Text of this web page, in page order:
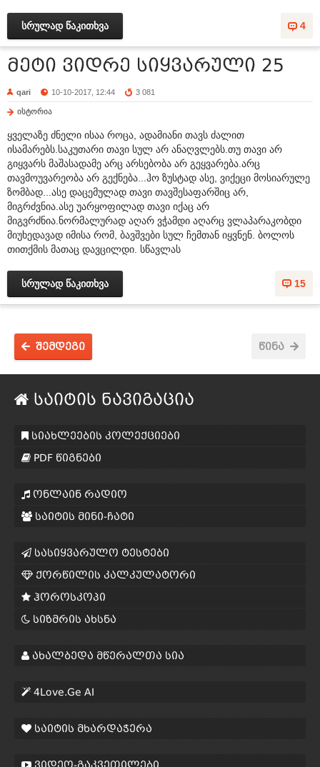
4
სრულად წაკითხვა
მეტი ვიდრე სიყვარული 25
qari 10-10-2017, 12:44 3 081
ისტორია
ყველაზე ძნელი ისაა როცა, ადამიანი თავს ძალით
ისამარებს.საკუთარი თავი სულ არ ანაღვლებს.თუ თავი არ
გიყვარს მაშასადამე არც არსებობა არ გეყვარება.არც
თავმოუვარეობა არ გექნება...ჰო ზუსტად ასე, ვიქეცი მოსიარულე
ზომბად...ასე დაცემულად თავი თავშესაფარშიც არ,
მიგრძვნია.ასე უარყოფილად თავი იქაც არ
მიგვრძნია.ნორმალურად აღარ ვჭამდი აღარც ვლაპარაკობდი
მიუხედავად იმისა რომ, ბავშვები სულ ჩემთან იყვნენ. ბოლოს
თითქმის მათაც დავცილდი. სწავლას
15
სრულად წაკითხვა
წინა
შემდეგი
საიტის ნავიგაცია
სიახლეების კოლექციები
PDF წიგნები
ონლაინ რადიო
საიტის მინი-ჩატი
სასიყვარულო ტესტები
ქორწილის კალკულატორი
ჰოროსკოპი
სიზმრის ახსნა
ახალბედა მწერალთა სია
4Love.Ge AI
საიტის მხარდაჭერა
ვიდეო-გაკვეთილები